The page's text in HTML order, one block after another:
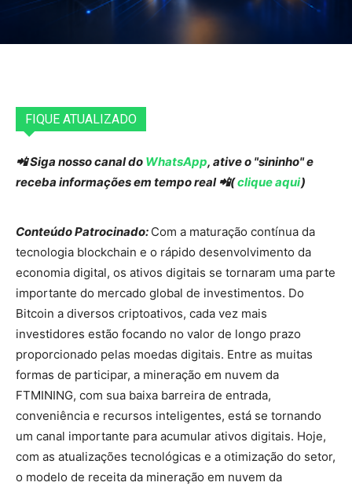
FIQUE ATUALIZADO
📲 Siga nosso canal do WhatsApp, ative o "sininho" e
receba informações em tempo real 📲(clique aqui)
Conteúdo Patrocinado: Com a maturação contínua da
tecnologia blockchain e o rápido desenvolvimento da
economia digital, os ativos digitais se tornaram uma parte
importante do mercado global de investimentos. Do
Bitcoin a diversos criptoativos, cada vez mais
investidores estão focando no valor de longo prazo
proporcionado pelas moedas digitais. Entre as muitas
formas de participar, a mineração em nuvem da
FTMINING, com sua baixa barreira de entrada,
conveniência e recursos inteligentes, está se tornando
um canal importante para acumular ativos digitais. Hoje,
com as atualizações tecnológicas e a otimização do setor,
o modelo de receita da mineração em nuvem da